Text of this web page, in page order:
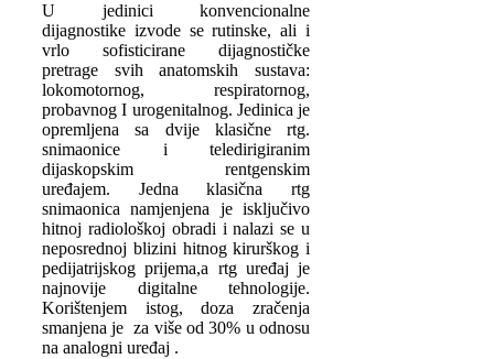
U jedinici konvencionalne
dijagnostike izvode se rutinske, ali i
vrlo sofisticirane dijagnostičke
pretrage svih anatomskih sustava:
lokomotornog, respiratornog,
probavnog I urogenitalnog. Jedinica je
opremljena sa dvije klasične rtg.
snimaonice i teledirigiranim
dijaskopskim rentgenskim
uređajem. Jedna klasična rtg
snimaonica namjenjena je isključivo
hitnoj radiološkoj obradi i nalazi se u
neposrednoj blizini hitnog kirurškog i
pedijatrijskog prijema,a rtg uređaj je
najnovije digitalne tehnologije.
Korištenjem istog, doza zračenja
smanjena je za više od 30% u odnosu
na analogni uređaj .